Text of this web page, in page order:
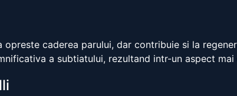
caderea parului, dar contribuie si la
a subtiatului, rezultand intr-un aspect